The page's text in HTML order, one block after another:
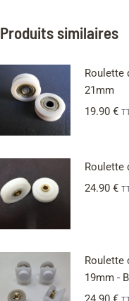
Produits similaires
Roulette
21mm
19.90 €
Roulette
24.90 €
Roulette
19mm -